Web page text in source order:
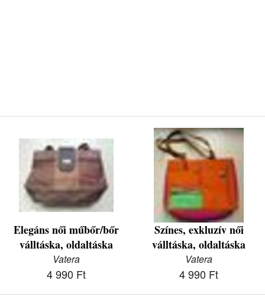
Elegáns női műbőr/bőr
válltáska, oldaltáska
Vatera
4 990 Ft
Színes, exkluzív női
válltáska, oldaltáska
Vatera
4 990 Ft